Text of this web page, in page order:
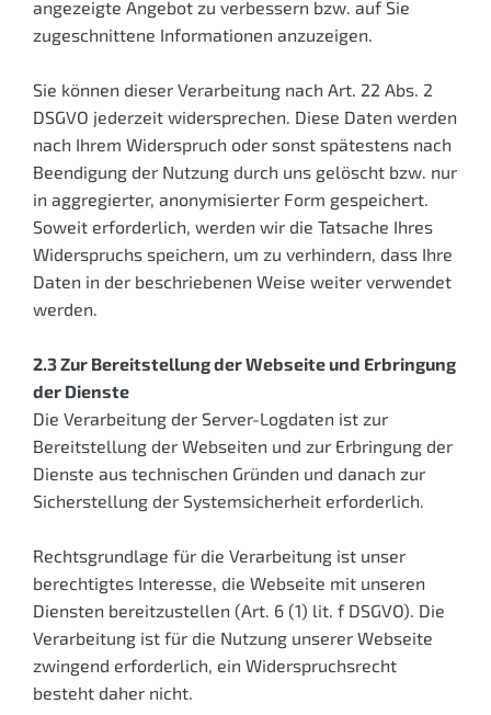
angezeigte Angebot zu verbessern bzw. auf Sie
zugeschnittene Informationen anzuzeigen.
Sie können dieser Verarbeitung nach Art. 22 Abs. 2
DSGVO jederzeit widersprechen. Diese Daten werden
nach Ihrem Widerspruch oder sonst spätestens nach
Beendigung der Nutzung durch uns gelöscht bzw. nur
in aggregierter, anonymisierter Form gespeichert.
Soweit erforderlich, werden wir die Tatsache Ihres
Widerspruchs speichern, um zu verhindern, dass Ihre
Daten in der beschriebenen Weise weiter verwendet
werden.
2.3 Zur Bereitstellung der Webseite und Erbringung
der Dienste
Die Verarbeitung der Server-Logdaten ist zur
Bereitstellung der Webseiten und zur Erbringung der
Dienste aus technischen Gründen und danach zur
Sicherstellung der Systemsicherheit erforderlich.
Rechtsgrundlage für die Verarbeitung ist unser
berechtigtes Interesse, die Webseite mit unseren
Diensten bereitzustellen (Art. 6 (1) lit. f DSGVO). Die
Verarbeitung ist für die Nutzung unserer Webseite
zwingend erforderlich, ein Widerspruchsrecht
besteht daher nicht.